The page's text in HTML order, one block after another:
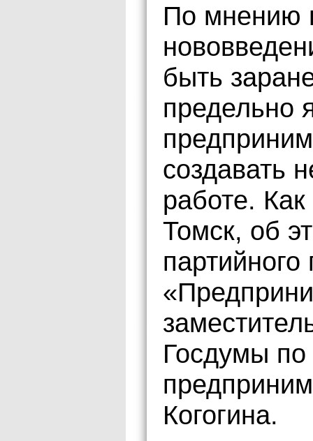
По мнению
быть
предельно
создавать
работе.
Томск, об
партийного
Госдумы
Когогина.